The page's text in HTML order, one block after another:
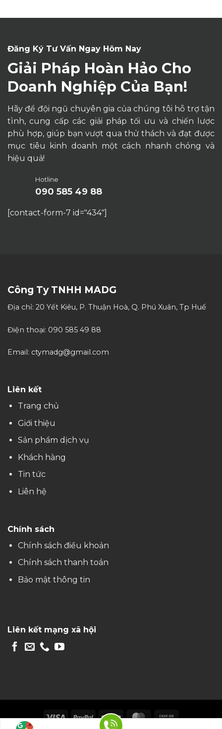
Đăng Ký Tư Vấn Ngay Hôm Nay
Giải Pháp Hoàn Hảo Cho
Doanh Nghiệp Của Bạn!
Hãy để đội ngũ chuyên gia của chúng tôi hỗ trợ tận
tình, cung cấp các giải pháp tối ưu và chiến lược
phù hợp, giúp bạn vượt qua thử thách và đạt được
mục tiêu kinh doanh một cách nhanh chóng và
hiệu quả!
Hotline
090 585 49 88
[contact-form-7 id="434"]
Công Ty TNHH MADG
Địa chỉ: 20 Yết Kiêu, P. Thuận Hoà, Q. Phú Xuân, Tp Huế
Điện thoại: 090 585 49 88
Email: ctymadg@gmail.com
Liên kết
Trang chủ
Giới thiệu
Sản phẩm dịch vụ
Khách hàng
Tin tức
Liên hệ
Chính sách
Chính sách điều khoản
Chính sách thanh toán
Bảo mật thông tin
Liên kết mạng xã hội
Visa PayPal Stripe MasterCard
Cash